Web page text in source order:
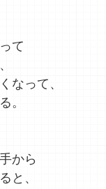
て
なって、
。
から
と、